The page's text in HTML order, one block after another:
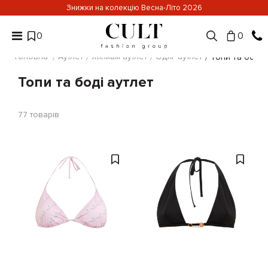
Знижки на колекцію Весна-Літо 2026
0 0
Головна Аутлет Жінкам аутлет Одяг аутлет Топи та боді
Топи та боді аутлет
77 товарів